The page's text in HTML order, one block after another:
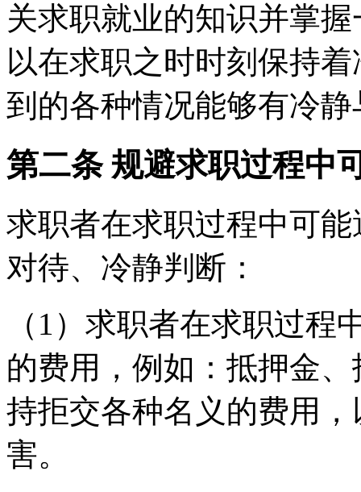
关求职就业的知识并掌
以在求职之时时刻保持
到的各种情况能够有冷
第二条 规避求职过程中
求职者在求职过程中可
对待、冷静判断：
（1）求职者在求职过
的费用，例如：抵押金
持拒交各种名义的费用
害。